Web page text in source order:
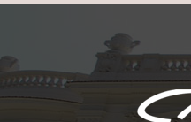
Skip to main content